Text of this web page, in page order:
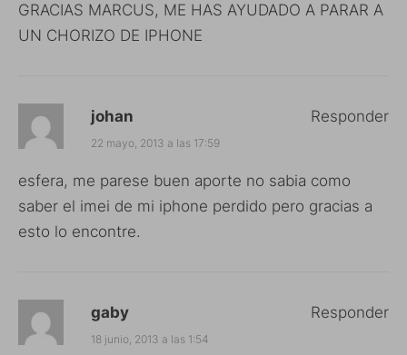
GRACIAS MARCUS, ME HAS AYUDADO A PARAR A
UN CHORIZO DE IPHONE
johan
22 mayo, 2013 a las 17:59
esfera, me parese buen aporte no sabia como
saber el imei de mi iphone perdido pero gracias a
esto lo encontre.
Responder
gaby
18 junio, 2013 a las 1:54
Responder